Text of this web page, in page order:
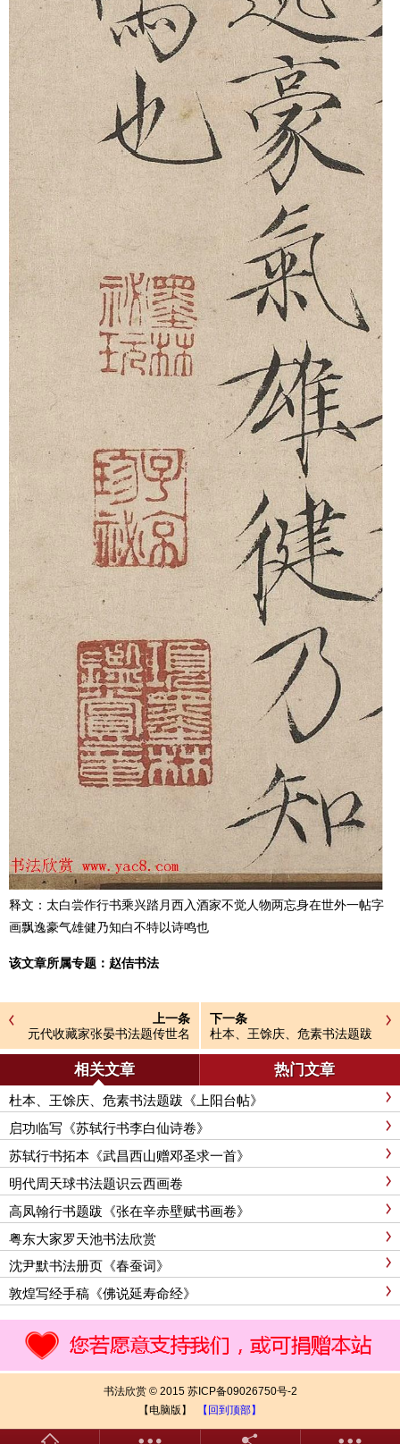
释文：太白尝作行书乘兴踏月西入酒家不觉人物两忘身在世外一帖字
画飘逸豪气雄健乃知白不特以诗鸣也
该文章所属专题： 赵佶书法
上一条
元代收藏家张晏书法题传世名
作2幅
下一条
杜本、王馀庆、危素书法题跋
《上阳台帖》
相关文章 热门文章
杜本、王馀庆、危素书法题跋《上阳台帖》
启功临写《苏轼行书李白仙诗卷》
苏轼行书拓本《武昌西山赠邓圣求一首》
明代周天球书法题识云西画卷
高凤翰行书题跋《张在辛赤壁赋书画卷》
粤东大家罗天池书法欣赏
沈尹默书法册页《春蚕词》
敦煌写经手稿《佛说延寿命经》
书法欣赏 © 2015 苏ICP备09026750号-2
【电脑版】
【回到顶部】